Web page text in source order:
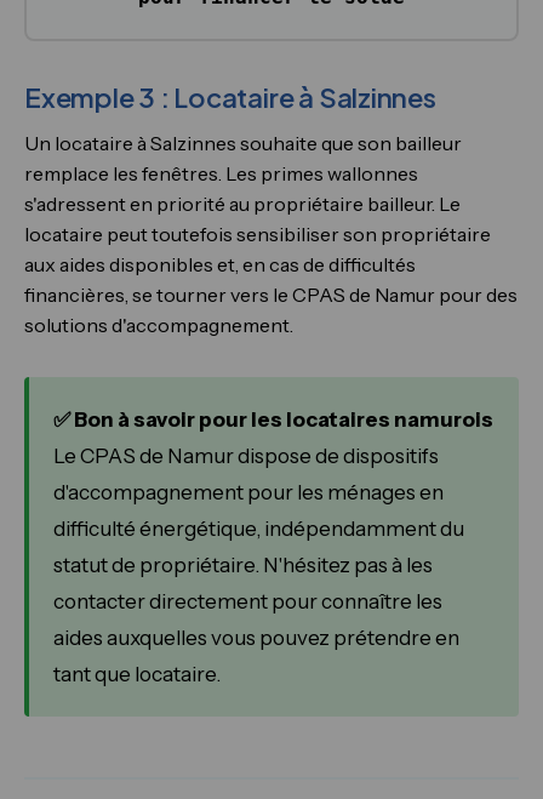
Exemple 3 : Locataire à Salzinnes
Un locataire à Salzinnes souhaite que son bailleur
remplace les fenêtres. Les primes wallonnes
s'adressent en priorité au propriétaire bailleur. Le
locataire peut toutefois sensibiliser son propriétaire
aux aides disponibles et, en cas de difficultés
financières, se tourner vers le CPAS de Namur pour des
solutions d'accompagnement.
✅ Bon à savoir pour les locataires namurois
Le CPAS de Namur dispose de dispositifs
d'accompagnement pour les ménages en
difficulté énergétique, indépendamment du
statut de propriétaire. N'hésitez pas à les
contacter directement pour connaître les
aides auxquelles vous pouvez prétendre en
tant que locataire.